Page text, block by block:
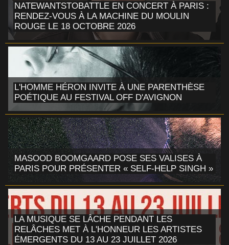
NATEWANTSTOBATTLE EN CONCERT À PARIS :
RENDEZ-VOUS À LA MACHINE DU MOULIN
ROUGE LE 18 OCTOBRE 2026
L'HOMME HÉRON INVITE À UNE PARENTHÈSE
POÉTIQUE AU FESTIVAL OFF D'AVIGNON
MASOOD BOOMGAARD POSE SES VALISES À
PARIS POUR PRÉSENTER « SELF-HELP SINGH »
LA MUSIQUE SE LÂCHE PENDANT LES
RELÂCHES MET À L'HONNEUR LES ARTISTES
ÉMERGENTS DU 13 AU 23 JUILLET 2026